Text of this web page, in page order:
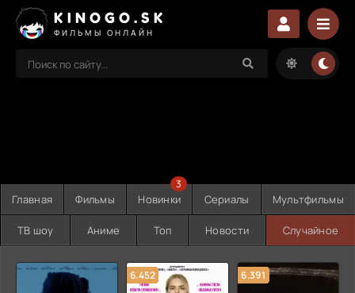
KINOGO.SK
ФИЛЬМЫ ОНЛАЙН
Главная Фильмы Новинки
3
Сериалы Мультфильмы
ТВ шоу Аниме Топ Новости Случайное
6.452 6.391